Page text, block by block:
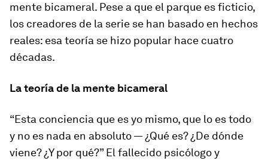
mente bicameral. Pese a que el parque es ficticio,
los creadores de la serie se han basado en hechos
reales: esa teoría se hizo popular hace cuatro
décadas.
La teoría de la mente bicameral
“Esta conciencia que es yo mismo, que lo es todo
y no es nada en absoluto — ¿Qué es? ¿De dónde
viene? ¿Y por qué?” El fallecido psicólogo y